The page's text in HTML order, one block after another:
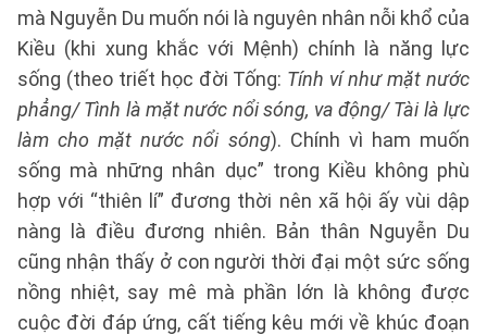
mà Nguyễn Du muốn nói là nguyên nhân nỗi khổ của
Kiều (khi xung khắc với Mệnh) chính là năng lực
sống (theo triết học đời Tống: Tính ví như mặt nước
phẳng/ Tình là mặt nước nổi sóng, va động/ Tài là lực
làm cho mặt nước nổi sóng). Chính vì ham muốn
sống mà những nhân dục” trong Kiều không phù
hợp với “thiên lí” đương thời nên xã hội ấy vùi dập
nàng là điều đương nhiên. Bản thân Nguyễn Du
cũng nhận thấy ở con người thời đại một sức sống
nồng nhiệt, say mê mà phần lớn là không được
cuộc đời đáp ứng, cất tiếng kêu mới về khúc đoạn